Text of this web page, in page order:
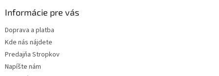
Informácie pre vás
Doprava a platba
Kde nás nájdete
Predajňa Stropkov
Napíšte nám